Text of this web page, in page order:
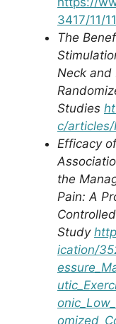
3417/11/
The
Neck and
Studies
c/
Efficacy
the
Pain: A
Controlled
Study
ication/